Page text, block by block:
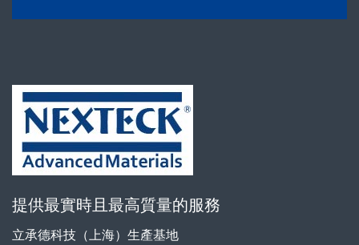
提供最實時且最高質量的服務
立承德科技（上海）生產基地